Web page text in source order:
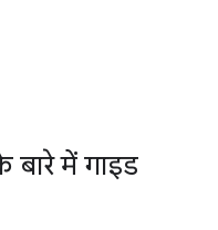
बारे में गाइड